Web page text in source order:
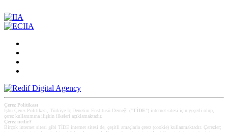
Çerez Politikası
İşbu Çerez Politikası, Türkiye İç Denetim Enstitüsü Derneği (" TİDE ") internet sitesi için geçerli olup,
çerez kullanımına ilişkin ilkeleri açıklamaktadır.
Çerez nedir?
Birçok internet sitesi gibi TİDE internet sitesi de, çeşitli amaçlarla çerez (cookie) kullanmaktadır. Çerezler;